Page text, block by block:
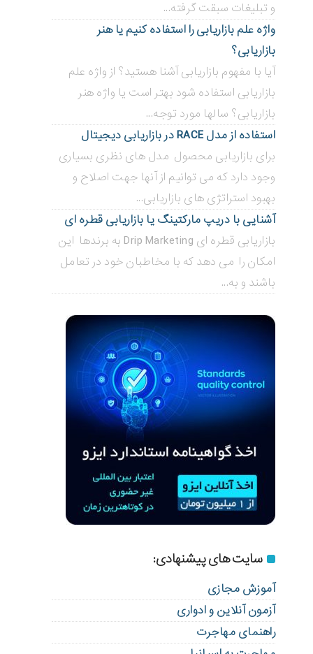
و تبلیغات سبقت گرفته...
واژه علم بازاریابی را استفاده کنیم یا هنر
بازاریابی؟
آیا با مفهوم بازاریابی آشنا هستید؟ از واژه علم
بازاریابی استفاده شود بهتر است یا واژه هنر
بازاریابی؟ سالها مورد توجه...
استفاده از مدل RACE در بازاریابی دیجیتال
برای بازاریابی محصول مدل های نظری بسیاری
وجود دارد که می توانیم از آنها جهت اصلاح و
بهبود استراتژی های بازاریابی...
آشنایی با دریپ مارکتینگ یا بازاریابی قطره ای
بازاریابی قطره ای Drip Marketing به برندها این
امکان را می دهد که با مخاطبان خود در تعامل
باشند و به...
سایت های پیشنهادی:
آموزش مجازی
آزمون آنلاین و ادواری
راهنمای مهاجرت